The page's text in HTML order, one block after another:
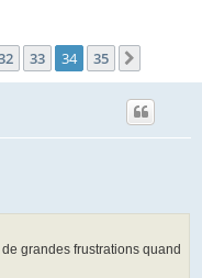
33 34 35
grandes frustrations quand